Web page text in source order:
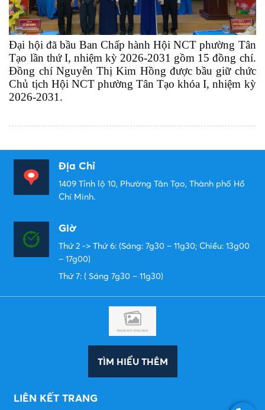
Đại hội đã bầu Ban Chấp hành Hội NCT phường Tân
Tạo lần thứ I, nhiệm kỳ 2026-2031 gồm 15 đồng chí.
Đồng chí Nguyễn Thị Kim Hồng được bầu giữ chức
Chủ tịch Hội NCT phường Tân Tạo khóa I, nhiệm kỳ
2026-2031.
Địa Chỉ
1409 Tỉnh lộ 10, Phường Tân Tạo, Thành phố Hồ
Chí Minh.
Giờ
Thứ 2 -> Thứ 6: (Sáng: 7g30 – 11g30; Chiều: 13g00
– 17g00)
Thứ 7: ( Sáng 7g30 – 11g30)
TÌM HIỂU THÊM
LIÊN KẾT TRANG